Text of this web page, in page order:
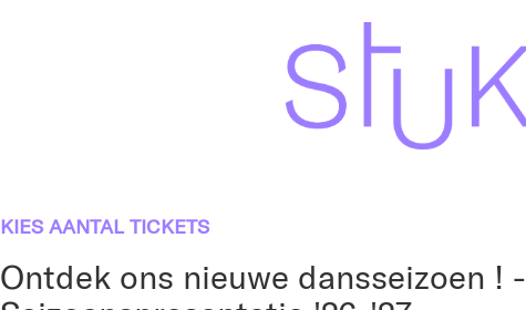
KIES AANTAL TICKETS
Ontdek ons nieuwe dansseizoen ! -